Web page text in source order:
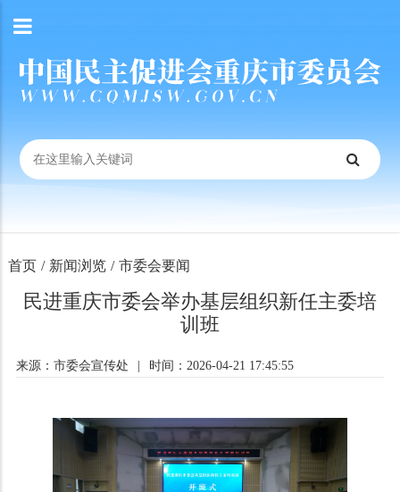
首页 / 新闻浏览 / 市委会要闻
民进重庆市委会举办基层组织新任主委培
训班
来源：市委会宣传处 时间：2026-04-21 17:45:55